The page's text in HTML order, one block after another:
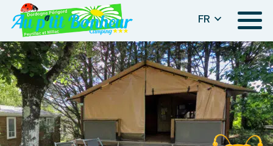
FR Menu
Panneau de gestion des cookies